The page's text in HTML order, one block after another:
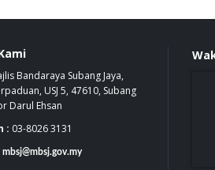
Bandaraya Subang Jaya,
USJ 5, 47610, Subang
Darul Ehsan
: 03-8026 3131